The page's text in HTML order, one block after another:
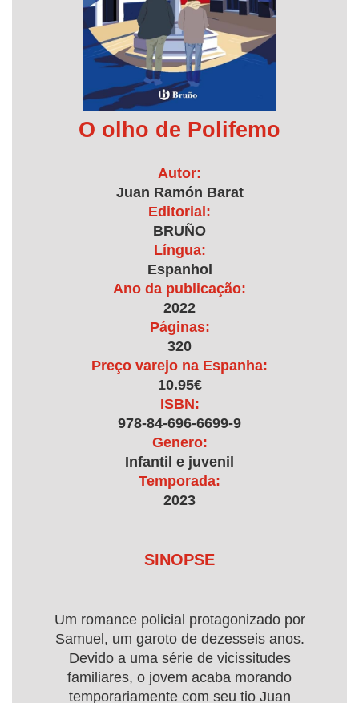
O olho de Polifemo
Autor:
Juan Ramón Barat
Editorial:
BRUÑO
Língua:
Espanhol
Ano da publicação:
2022
Páginas:
320
Preço varejo na Espanha:
10.95€
ISBN:
978-84-696-6699-9
Genero:
Infantil e juvenil
Temporada:
2023
SINOPSE
Um romance policial protagonizado por
Samuel, um garoto de dezesseis anos.
Devido a uma série de vicissitudes
familiares, o jovem acaba morando
temporariamente com seu tio Juan